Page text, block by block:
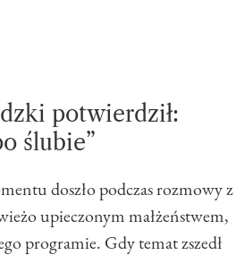
potwierdził:
ślubie”
doszło podczas rozmowy z
upieczonym małżeństwem,
programie. Gdy temat zszedł